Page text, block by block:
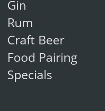
Gin
Rum
Craft Beer
Food Pairing
Specials